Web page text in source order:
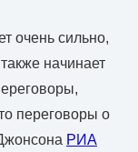
очень сильно,
начинает
переговоры о
РИА